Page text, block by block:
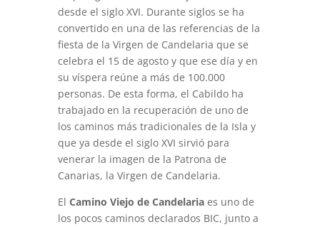
desde el siglo XVI. Durante siglos se ha
convertido en una de las referencias de la
fiesta de la Virgen de Candelaria que se
celebra el 15 de agosto y que ese día y en
su víspera reúne a más de 100.000
personas. De esta forma, el Cabildo ha
trabajado en la recuperación de uno de
los caminos más tradicionales de la Isla y
que ya desde el siglo XVI sirvió para
venerar la imagen de la Patrona de
Canarias, la Virgen de Candelaria.
El Camino Viejo de Candelariaes uno de
los pocos caminos declarados BIC, junto a